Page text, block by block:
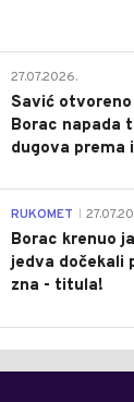
27.07.2026.
Savić
Borac napada
dugova prema
RUKOMET
Borac krenuo
jedva dočekali
zna - titula!